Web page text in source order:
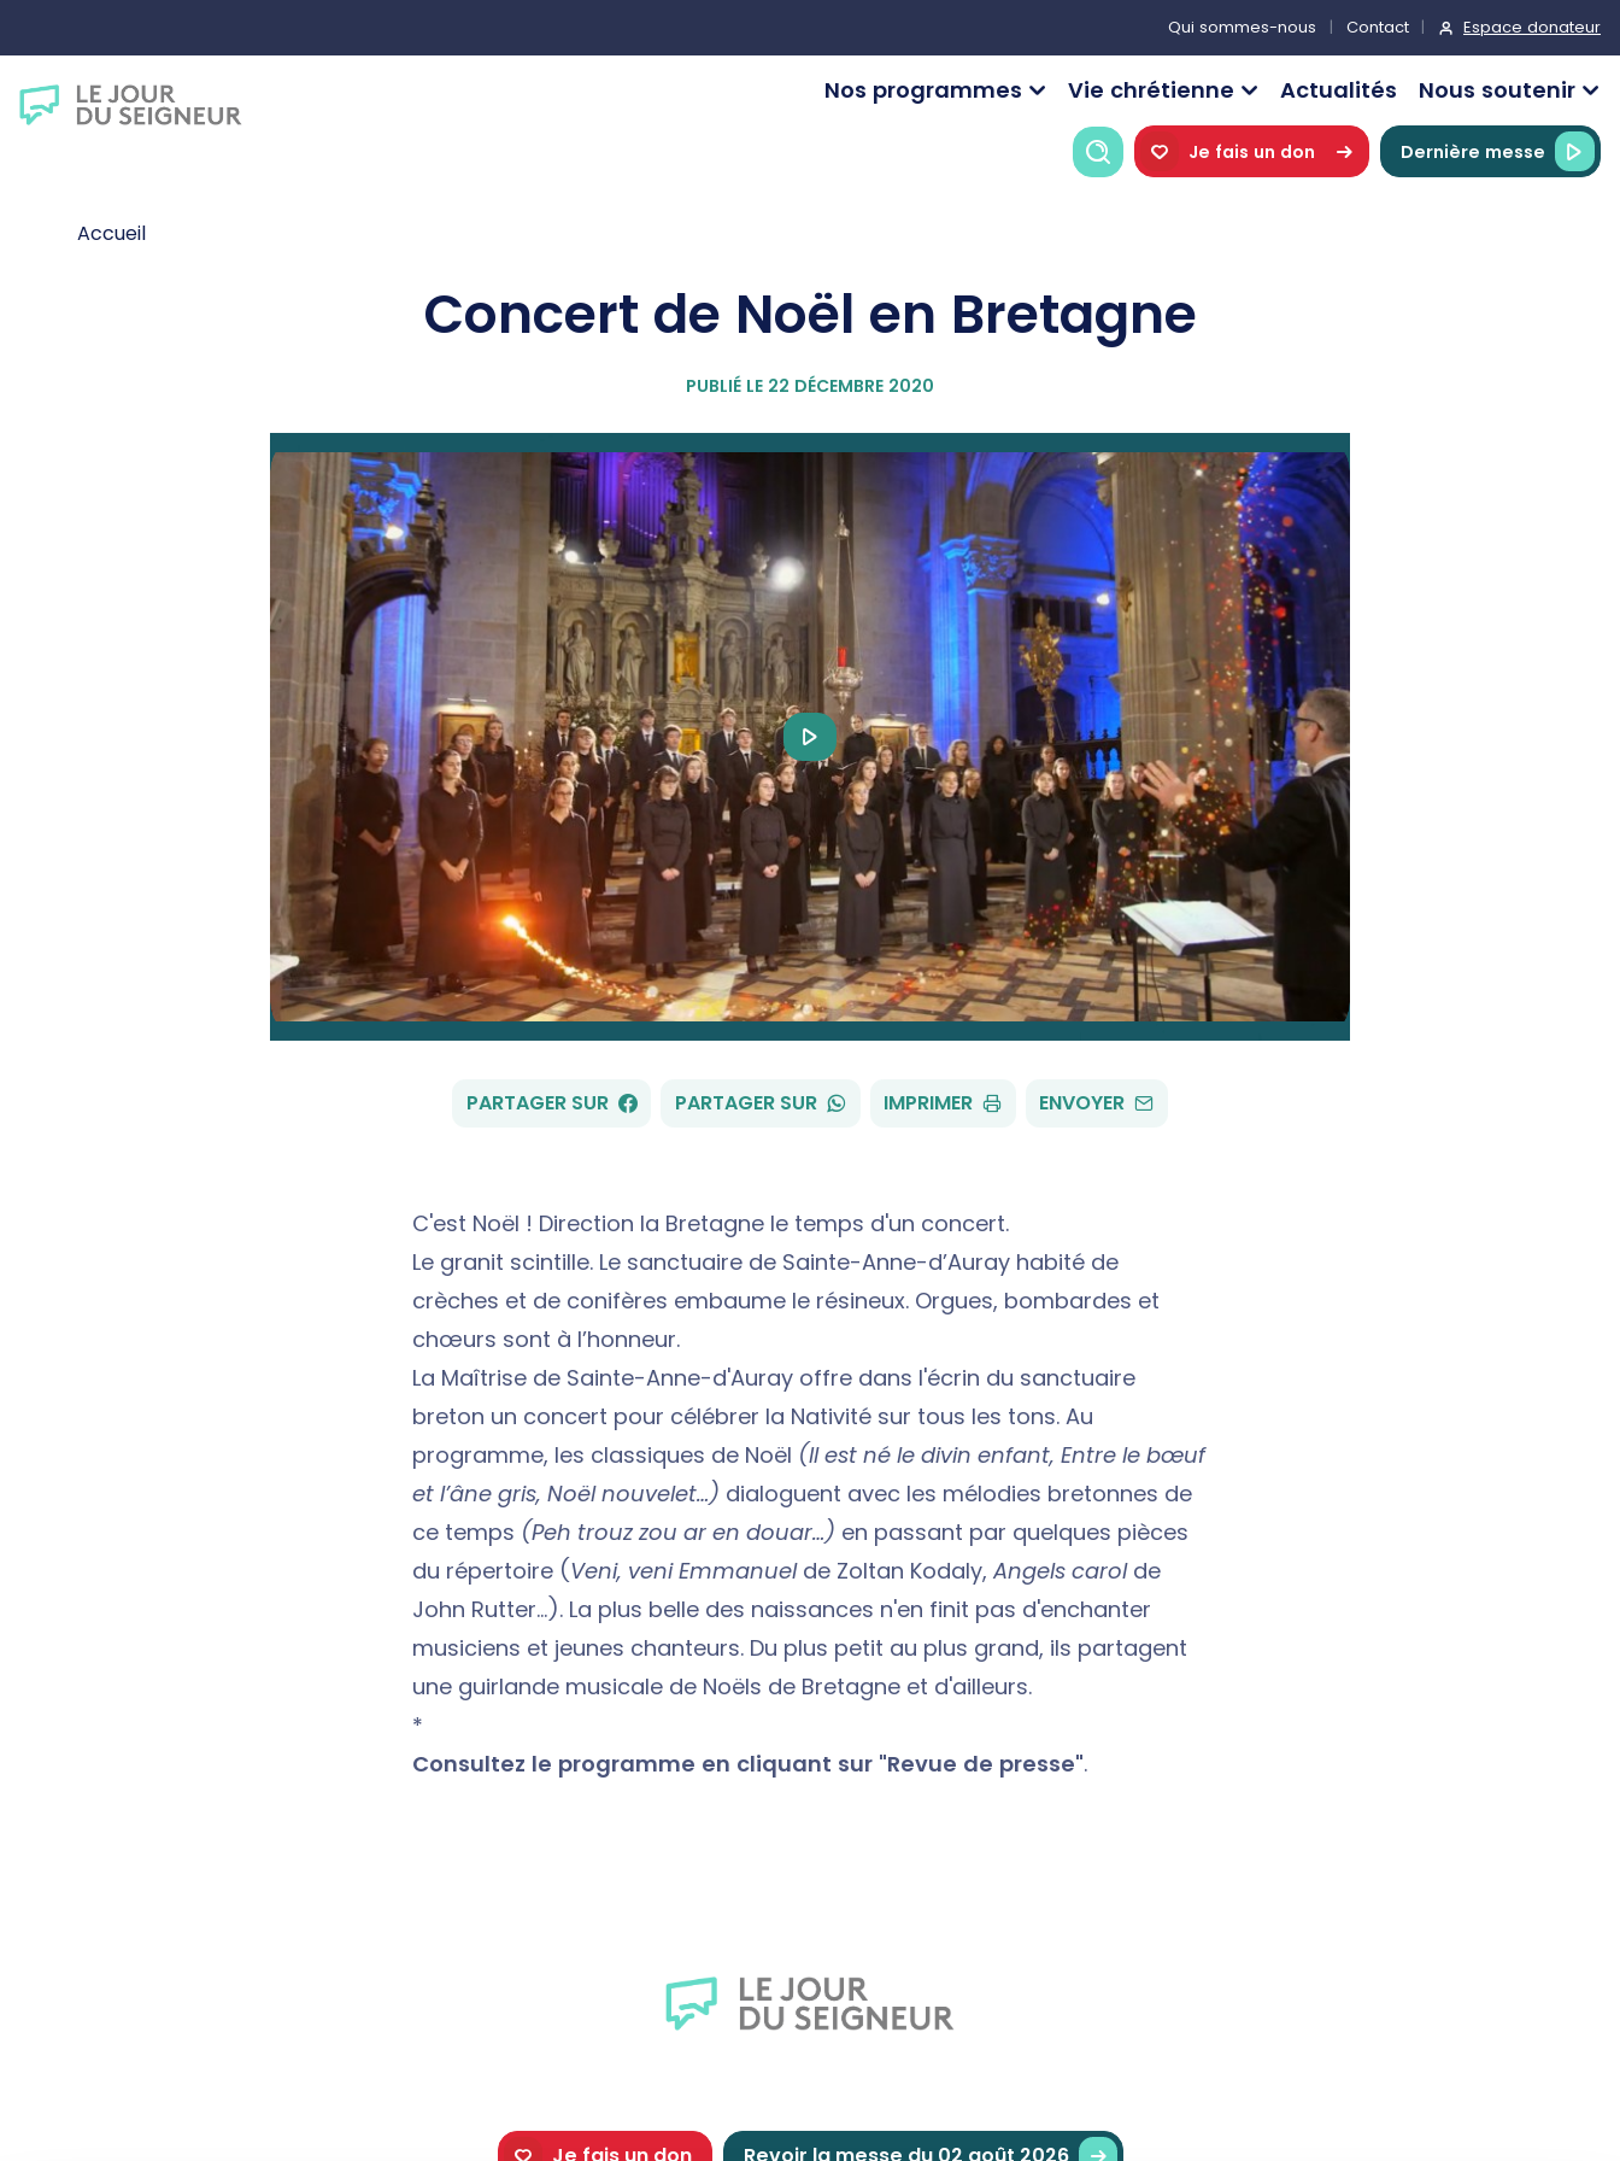
Qui sommes-nous Contact Espace donateur
Nos programmes Vie chrétienne Actualités Nous soutenir
RechercheJe fais un don Dernière messe
Accueil
Concert de Noël en Bretagne
PUBLIÉ LE 22 DÉCEMBRE 2020
Play
Video
PARTAGER SUR FACEBOOK
PARTAGER SUR WHATSAPP
IMPRIMER ENVOYER PAR
C'est Noël ! Direction la Bretagne le temps d'un concert.
Le granit scintille. Le sanctuaire de Sainte-Anne-d’Auray habité de
crèches et de conifères embaume le résineux. Orgues, bombardes et
chœurs sont à l’honneur.
La Maîtrise de Sainte-Anne-d'Auray offre dans l'écrin du sanctuaire
breton un concert pour célébrer la Nativité sur tous les tons. Au
programme, les classiques de Noël (Il est né le divin enfant, Entre le bœuf
et l’âne gris, Noël nouvelet…) dialoguent avec les mélodies bretonnes de
ce temps (Peh trouz zou ar en douar…) en passant par quelques pièces
du répertoire (Veni, veni Emmanuelde Zoltan Kodaly, Angels carolde
John Rutter…). La plus belle des naissances n'en finit pas d'enchanter
musiciens et jeunes chanteurs. Du plus petit au plus grand, ils partagent
une guirlande musicale de Noëls de Bretagne et d'ailleurs.
*
Consultez le programme en cliquant sur "Revue de presse".